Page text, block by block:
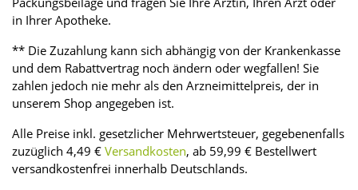
in Ihrer Apotheke.
** Die Zuzahlung kann sich abhängig von der Krankenkasse
und dem Rabattvertrag noch ändern oder wegfallen! Sie
zahlen jedoch nie mehr als den Arzneimittelpreis, der in
unserem Shop angegeben ist.
Alle Preise inkl. gesetzlicher Mehrwertsteuer, gegebenenfalls
zuzüglich 4,49 € Versandkosten, ab 59,99 € Bestellwert
versandkostenfrei innerhalb Deutschlands.